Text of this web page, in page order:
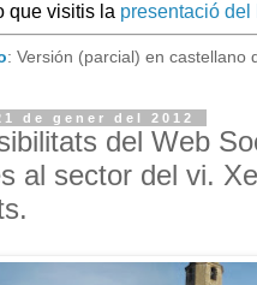
que visitis la presentació del
: Versión (parcial) en castellano
de gener del 2012
del Web
al sector del vi.